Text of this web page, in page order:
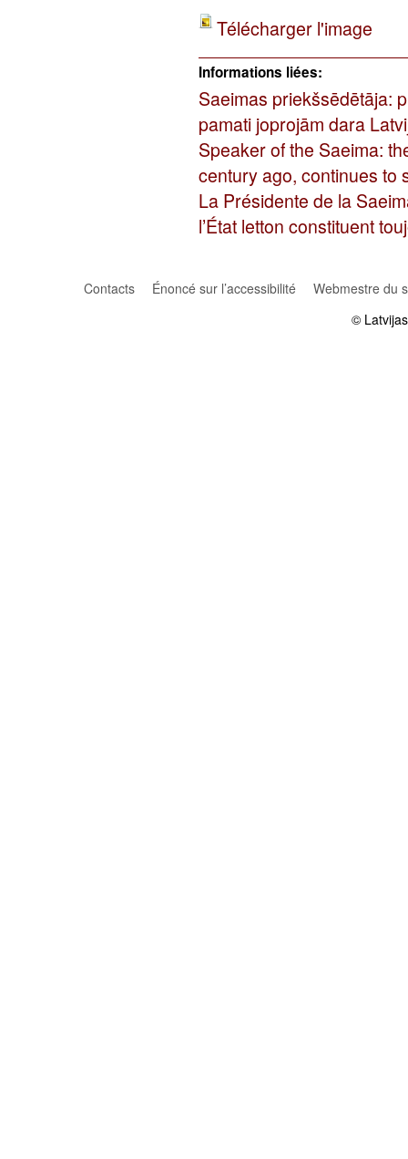
Télécharger l'image
Informations liées:
Saeimas priekšsēdētāja:
pamati joprojām dara
Speaker of the Saeima:
century ago, continues to
La Présidente de la
l’État letton constituent
Contacts Énoncé sur l’accessibilité
Webmestre du
©